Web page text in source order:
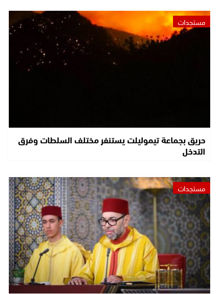
مستجدات
حريق بجماعة تيموليلت يستنفر مختلف السلطات وفرق
التدخل
مستجدات